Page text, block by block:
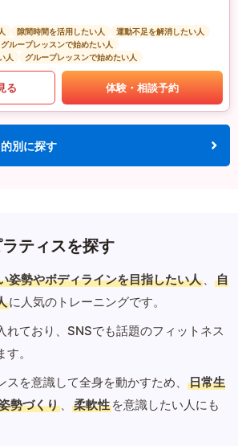
隙間時間を活用したい人
運動不足を解消したい人
グループレッスンで始めたい人
人
グループレッスンで始めたい人
る 体験・相談予約
別に探す
ティスを探す
姿勢やボディラインを目指したい人 、
自
に人気のトレーニングです。
れており、SNSでも話題のフィットネス
。
を意識して全身を動かすため、
日常生
勢づくり 、 柔軟性 を意識したい人にも